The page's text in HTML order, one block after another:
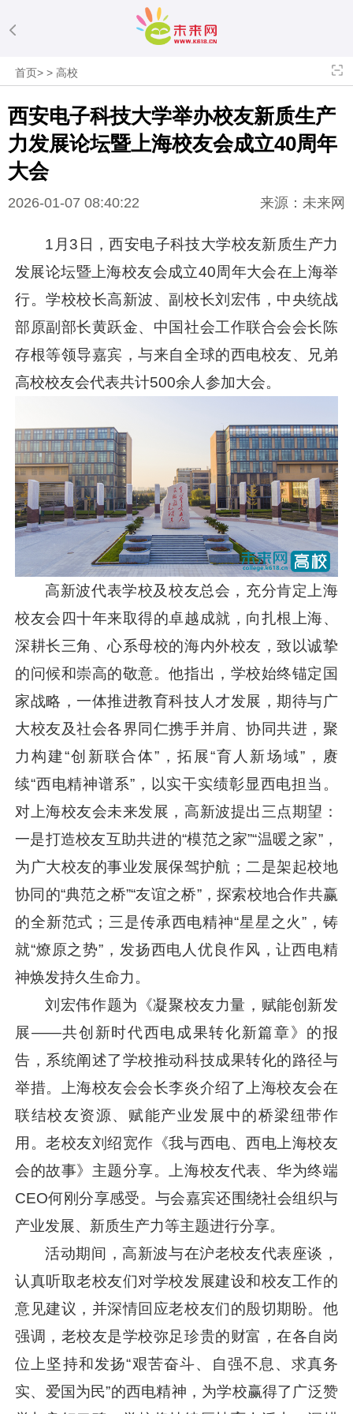
首页>>高校
西安电子科技大学举办校友新质生产
力发展论坛暨上海校友会成立40周年
大会
2026-01-07 08:40:22 来源：未来网
1月3日，西安电子科技大学校友新质生产力
发展论坛暨上海校友会成立40周年大会在上海举
行。学校校长高新波、副校长刘宏伟，中央统战
部原副部长黄跃金、中国社会工作联合会会长陈
存根等领导嘉宾，与来自全球的西电校友、兄弟
高校校友会代表共计500余人参加大会。
高新波代表学校及校友总会，充分肯定上海
校友会四十年来取得的卓越成就，向扎根上海、
深耕长三角、心系母校的海内外校友，致以诚挚
的问候和崇高的敬意。他指出，学校始终锚定国
家战略，一体推进教育科技人才发展，期待与广
大校友及社会各界同仁携手并肩、协同共进，聚
力构建“创新联合体”，拓展“育人新场域”，赓
续“西电精神谱系”，以实干实绩彰显西电担当。
对上海校友会未来发展，高新波提出三点期望：
一是打造校友互助共进的“模范之家”“温暖之家”，
为广大校友的事业发展保驾护航；二是架起校地
协同的“典范之桥”“友谊之桥”，探索校地合作共赢
的全新范式；三是传承西电精神“星星之火”，铸
就“燎原之势”，发扬西电人优良作风，让西电精
神焕发持久生命力。
刘宏伟作题为《凝聚校友力量，赋能创新发
展——共创新时代西电成果转化新篇章》的报
告，系统阐述了学校推动科技成果转化的路径与
举措。上海校友会会长李炎介绍了上海校友会在
联结校友资源、赋能产业发展中的桥梁纽带作
用。老校友刘绍宽作《我与西电、西电上海校友
会的故事》主题分享。上海校友代表、华为终端
CEO何刚分享感受。与会嘉宾还围绕社会组织与
产业发展、新质生产力等主题进行分享。
活动期间，高新波与在沪老校友代表座谈，
认真听取老校友们对学校发展建设和校友工作的
意见建议，并深情回应老校友们的殷切期盼。他
强调，老校友是学校弥足珍贵的财富，在各自岗
位上坚持和发扬“艰苦奋斗、自强不息、求真务
实、爱国为民”的西电精神，为学校赢得了广泛赞